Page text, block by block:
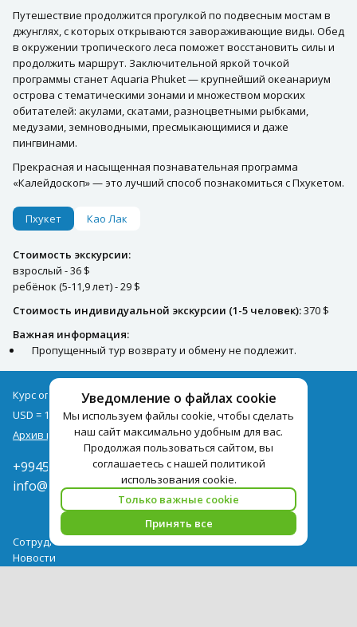
Путешествие продолжится прогулкой по подвесным мостам в
джунглях, с которых открываются завораживающие виды. Обед
в окружении тропического леса поможет восстановить силы и
продолжить маршрут. Заключительной яркой точкой
программы станет Aquaria Phuket — крупнейший океанариум
острова с тематическими зонами и множеством морских
обитателей: акулами, скатами, разноцветными рыбками,
медузами, земноводными, пресмыкающимися и даже
пингвинами.
Прекрасная и насыщенная познавательная программа
«Калейдоскоп» — это лучший способ познакомиться с Пхукетом.
Пхукет Као Лак
Стоимость экскурсии:
взрослый - 36 $
ребёнок (5-11,9 лет) - 29 $
Стоимость индивидуальной экскурсии (1-5 человек):370 $
Важная информация:
Пропущенный тур возврату и обмену не подлежит.
Уведомление о файлах cookie
Мы используем файлы cookie, чтобы сделать
наш сайт максимально удобным для вас.
Продолжая пользоваться сайтом, вы
соглашаетесь с нашей политикой
использования cookie.
Только важные cookie
Принять все
Курс оплаты туров на 09.08
USD = 1,71
EUR = 1,97
Архив курсов
+994502285435
info@pegast.az
Сотрудничество
Новости